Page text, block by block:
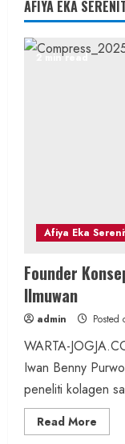
AFIYA EKA
2 min read
Afiya Eka
Founder
Ilmuwan
admin
WARTA-
Iwan Benny
peneliti kolagen
Read More
more